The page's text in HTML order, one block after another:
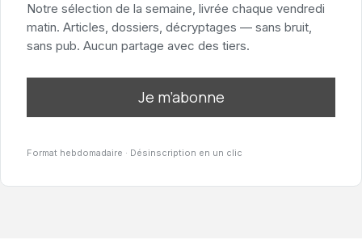
Notre sélection de la semaine, livrée chaque vendredi
matin. Articles, dossiers, décryptages — sans bruit,
sans pub. Aucun partage avec des tiers.
Je m’abonne
Format hebdomadaire · Désinscription en un clic